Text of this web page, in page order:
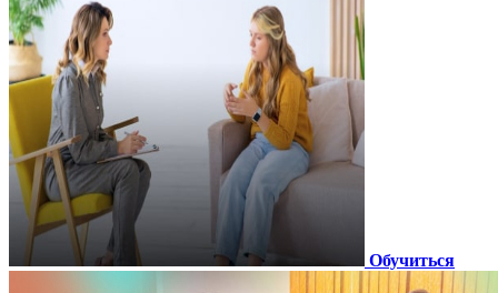
Обучиться